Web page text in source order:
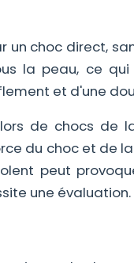
choc direct,
la peau, ce
et d'une
de chocs de
du choc et de
peut
une évaluation.